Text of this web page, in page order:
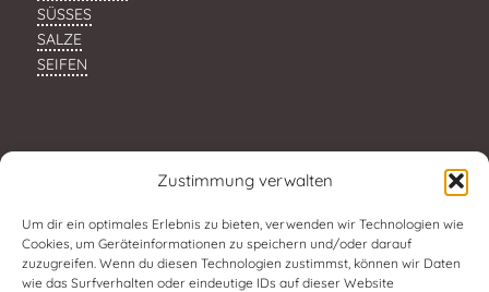
Zustimmung verwalten
Um dir ein optimales Erlebnis zu bieten, verwenden wir Technologien wie
Cookies, um Geräteinformationen zu speichern und/oder darauf
zuzugreifen. Wenn du diesen Technologien zustimmst, können wir Daten
wie das Surfverhalten oder eindeutige IDs auf dieser Website
SÜSSES
SALZE
SEIFEN